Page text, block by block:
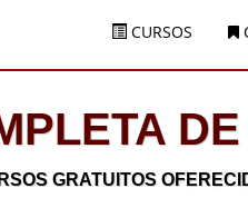
CURSOS
GRATUITOS